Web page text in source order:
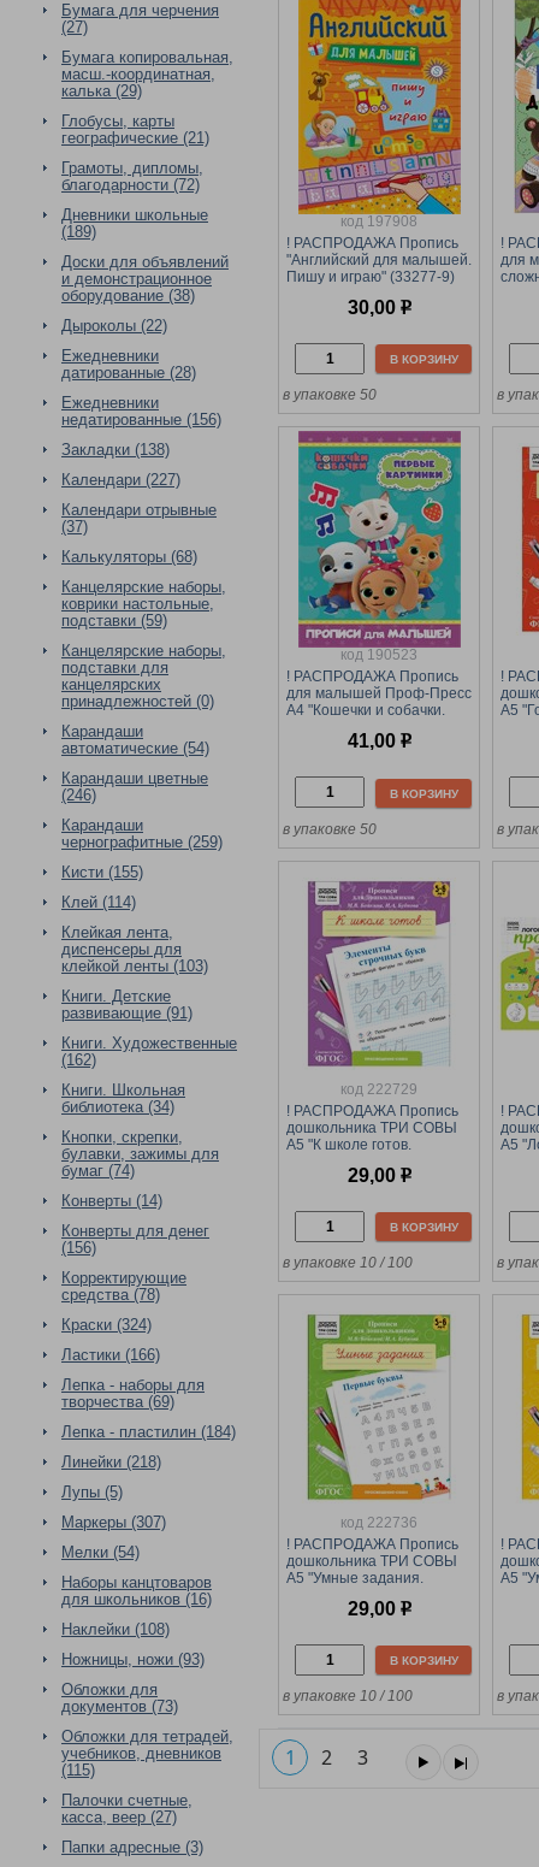
Бумага для черчения
(27)
Бумага копировальная,
масш.-координатная,
калька (29)
Глобусы, карты
географические (21)
Грамоты, дипломы,
благодарности (72)
Дневники школьные
(189)
Доски для объявлений
и демонстрационное
оборудование (38)
Дыроколы (22)
Ежедневники
датированные (28)
Ежедневники
недатированные (156)
Закладки (138)
Календари (227)
Календари отрывные
(37)
Калькуляторы (68)
Канцелярские наборы,
коврики настольные,
подставки (59)
Канцелярские наборы,
подставки для
канцелярских
принадлежностей (0)
Карандаши
автоматические (54)
Карандаши цветные
(246)
Карандаши
чернографитные (259)
Кисти (155)
Клей (114)
Клейкая лента,
диспенсеры для
клейкой ленты (103)
Книги. Детские
развивающие (91)
Книги. Художественные
(162)
Книги. Школьная
библиотека (34)
Кнопки, скрепки,
булавки, зажимы для
бумаг (74)
Конверты (14)
Конверты для денег
(156)
Корректирующие
средства (78)
Краски (324)
Ластики (166)
Лепка - наборы для
творчества (69)
Лепка - пластилин (184)
Линейки (218)
Лупы (5)
Маркеры (307)
Мелки (54)
Наборы канцтоваров
для школьников (16)
Наклейки (108)
Ножницы, ножи (93)
Обложки для
документов (73)
Обложки для тетрадей,
учебников, дневников
(115)
Палочки счетные,
касса, веер (27)
Папки адресные (3)
код 197908
! РАСПРОДАЖА Пропись
"Английский для малышей.
Пишу и играю" (33277-9)
30,00 р
В КОРЗИНУ
в упаковке 50
!
для
в
код 190523
! РАСПРОДАЖА Пропись
для малышей Проф-Пресс
А4 "Кошечки и собачки.
41,00 р
В КОРЗИНУ
в упаковке 50
!
А5
в
код 222729
! РАСПРОДАЖА Пропись
дошкольника ТРИ СОВЫ
А5 "К школе готов.
5-6 лет (ПрА5_8_58356)
29,00 р
В КОРЗИНУ
в упаковке 10 / 100
!
А5
в
код 222736
! РАСПРОДАЖА Пропись
дошкольника ТРИ СОВЫ
А5 "Умные задания.
(ПрА5_8_58348) 8стр.
29,00 р
В КОРЗИНУ
в упаковке 10 / 100
!
А5
в
1 2 3